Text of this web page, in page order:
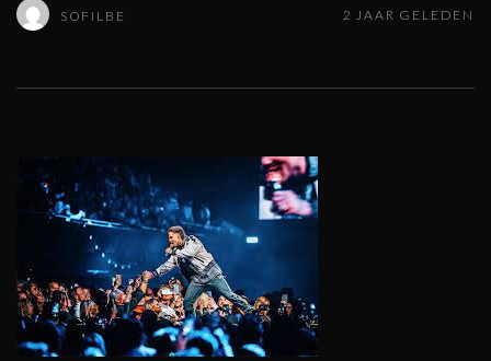
SOFILBE 2 JAAR GELEDEN